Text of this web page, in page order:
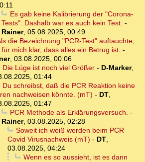
Es gab keine Kalibrierung der "Corona-
Tests". Dashalb war es auch kein Test. -
Rainer, 05.08.2025, 00:49
die Bezeichnung "PCR-Test" auftauchte,
mich klar, dass alles ein Betrug ist. -
, 03.08.2025, 00:06
Die Lüge ist noch viel Größer- D-Marker,
01:44
Du schreibst, daß die PCR Reaktion keine
nachweisen könnte. (mT) - DT,
01:47
PCR Methode als Erklärungsversuch. -
Rainer, 03.08.2025, 02:28
Soweit ich weiß werden beim PCR
Covid Virusnachweis (mT) - DT,
03.08.2025, 04:24
Wenn es so aussieht, ist es dann